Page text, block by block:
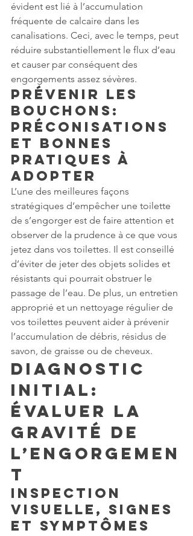
évident est lié à l’accumulation
fréquente de calcaire dans les
canalisations. Ceci, avec le temps, peut
réduire substantiellement le flux d’eau
et causer par conséquent des
engorgements assez sévères.
Prévenir les
Bouchons:
Préconisations
et Bonnes
Pratiques à
Adopter
L’une des meilleures façons
stratégiques d’empêcher une toilette
de s’engorger est de faire attention et
observer de la prudence à ce que vous
jetez dans vos toilettes. Il est conseillé
d’éviter de jeter des objets solides et
résistants qui pourrait obstruer le
passage de l’eau. De plus, un entretien
approprié et un nettoyage régulier de
vos toilettes peuvent aider à prévenir
l’accumulation de débris, résidus de
savon, de graisse ou de cheveux.
Diagnostic
Initial:
Évaluer La
Gravité de
l’Engorgemen
t
Inspection
Visuelle, Signes
et Symptômes